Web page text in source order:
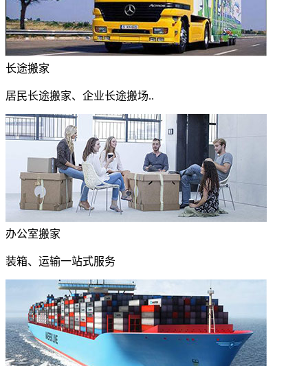
长途搬家
居民长途搬家、企业长途搬场..
办公室搬家
装箱、运输一站式服务